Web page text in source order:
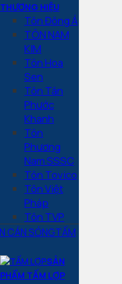
THƯƠNG HIỆU
Tôn Đông Á
TÔN NAM
KIM
Tôn Hoa
Sen
Tôn Tân
Phước
Khanh
Tôn
Phương
Nam SSSC
Tôn Tovico
Tôn Việt
Pháp
Tôn TVP
TẤM
SẢN
PHẨM TẤM LỢP